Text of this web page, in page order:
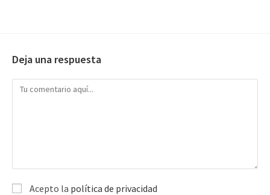
Deja una respuesta
Acepto la política de privacidad